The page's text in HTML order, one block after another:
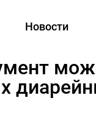
Новости